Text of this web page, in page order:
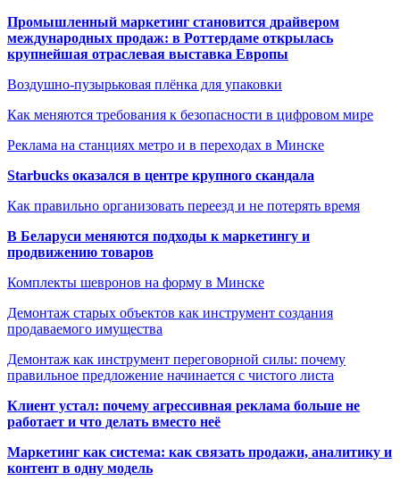
Промышленный маркетинг становится драйвером
международных продаж: в Роттердаме открылась
крупнейшая отраслевая выставка Европы
Воздушно-пузырьковая плёнка для упаковки
Как меняются требования к безопасности в цифровом мире
Реклама на станциях метро и в переходах в Минске
Starbucks оказался в центре крупного скандала
Как правильно организовать переезд и не потерять время
В Беларуси меняются подходы к маркетингу и
продвижению товаров
Комплекты шевронов на форму в Минске
Демонтаж старых объектов как инструмент создания
продаваемого имущества
Демонтаж как инструмент переговорной силы: почему
правильное предложение начинается с чистого листа
Клиент устал: почему агрессивная реклама больше не
работает и что делать вместо неё
Маркетинг как система: как связать продажи, аналитику и
контент в одну модель